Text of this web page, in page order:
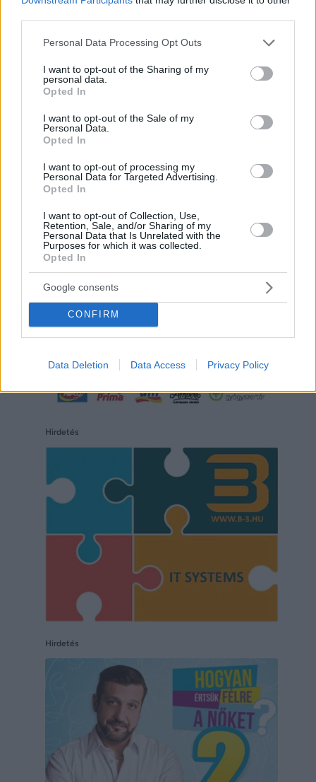
Please note that this website/app uses one or more Google
not limited to your visit or usage behaviour. You may click to
grant or deny consent to Google and its third-party tags to
use your data for below specified purposes in below Google
consent section.
Personal Data Processing Opt Outs
I want to opt-out of the Sharing of my
personal data.
Opted In
I want to opt-out of the Sale of my
Personal Data.
Opted In
I want to opt-out of processing my
Personal Data for Targeted Advertising.
Opted In
I want to opt-out of Collection, Use,
Retention, Sale, and/or Sharing of my
Personal Data that Is Unrelated with the
Purposes for which it was collected.
Opted In
Google consents
CONFIRM
Data Deletion Data Access Privacy Policy
Hirdetés
Hirdetés
Hirdetés